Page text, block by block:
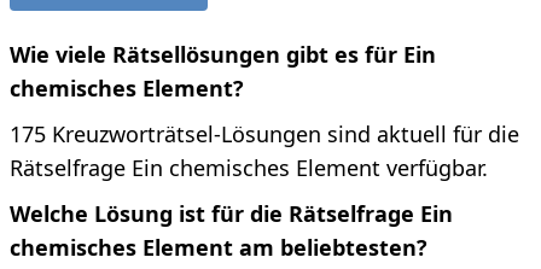
Wie viele Rätsellösungen gibt es für Ein
chemisches Element?
175 Kreuzworträtsel-Lösungen sind aktuell für die
Rätselfrage Ein chemisches Element verfügbar.
Welche Lösung ist für die Rätselfrage Ein
chemisches Element am beliebtesten?